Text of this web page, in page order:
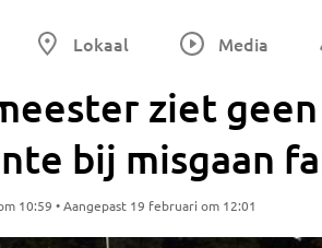
Lokaal Media
ziet
bij misgaan
10:59 • Aangepast 19 februari om 12:01